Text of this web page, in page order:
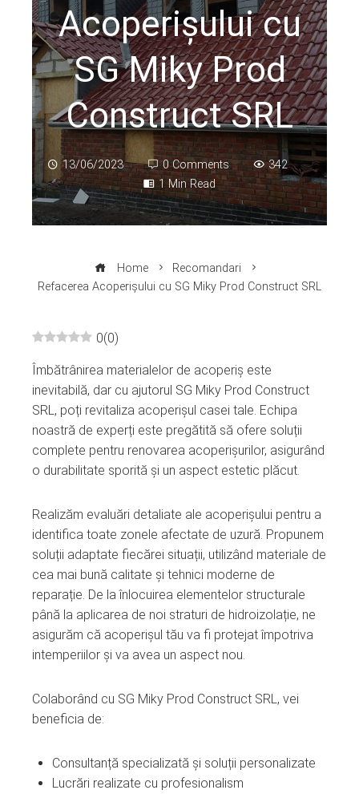
Acoperișului cu
SG Miky Prod
Construct SRL
13/06/2023 0 Comments
342
1 Min Read
Home
Recomandari
Refacerea Acoperișului cu SG Miky Prod Construct SRL
0(0)
Îmbătrânirea materialelor de acoperiș este
inevitabilă, dar cu ajutorul SG Miky Prod Construct
SRL, poți revitaliza acoperișul casei tale. Echipa
noastră de experți este pregătită să ofere soluții
complete pentru renovarea acoperișurilor, asigurând
o durabilitate sporită și un aspect estetic plăcut.
Realizăm evaluări detaliate ale acoperișului pentru a
identifica toate zonele afectate de uzură. Propunem
soluții adaptate fiecărei situații, utilizând materiale de
cea mai bună calitate și tehnici moderne de
reparație. De la înlocuirea elementelor structurale
până la aplicarea de noi straturi de hidroizolație, ne
asigurăm că acoperișul tău va fi protejat împotriva
intemperiilor și va avea un aspect nou.
Colaborând cu SG Miky Prod Construct SRL, vei
beneficia de:
Consultanță specializată și soluții personalizate
Lucrări realizate cu profesionalism